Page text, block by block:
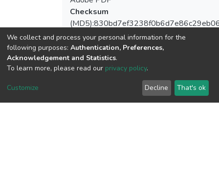
Checksum
View metrics
We collect and process your personal information for the
following purposes: Authentication, Preferences,
Acknowledgement and Statistics.
To learn more, please read our privacy policy.
Customize Decline That's ok